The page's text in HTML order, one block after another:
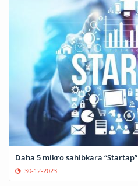
Daha 5 mikro sahibkara
30-12-2023